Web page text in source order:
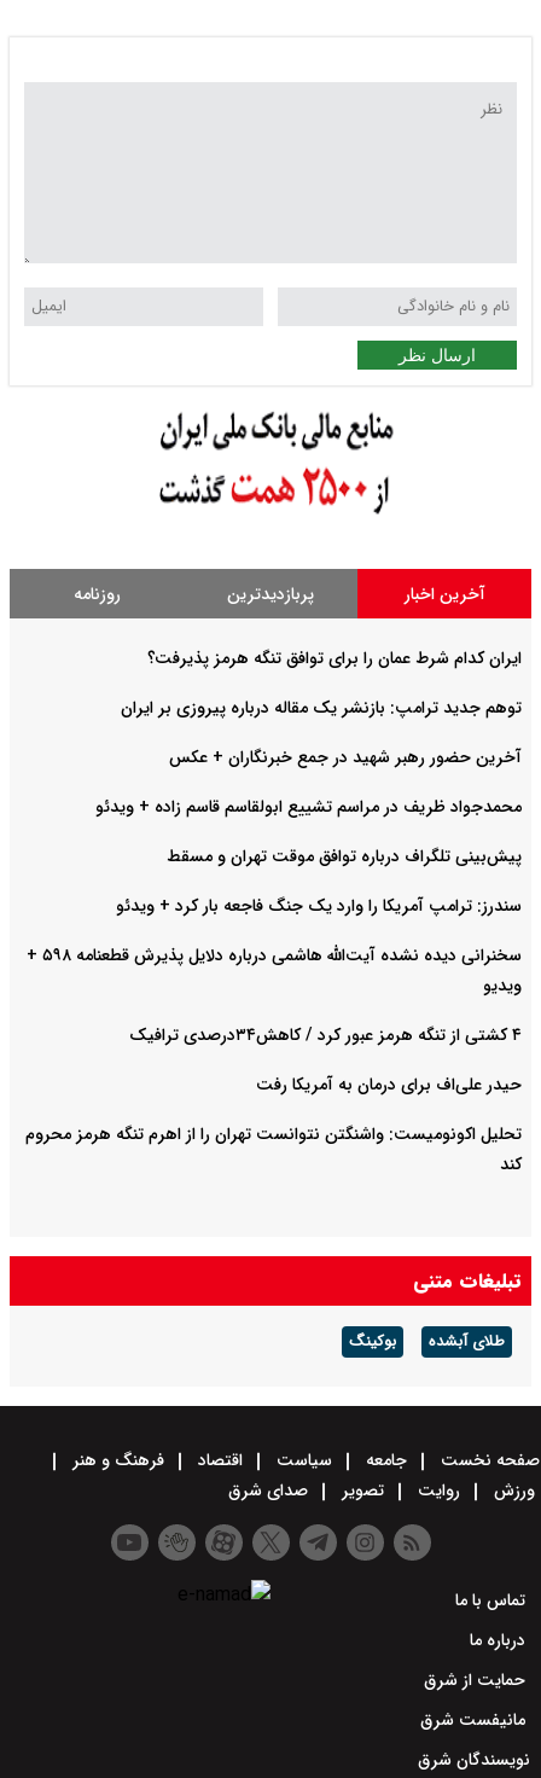
ارسال نظر
آخرین اخبار پربازدیدترین روزنامه
ایران کدام شرط عمان را برای توافق تنگه هرمز پذیرفت؟
توهم جدید ترامپ: بازنشر یک مقاله درباره پیروزی بر ایران
آخرین حضور رهبر شهید در جمع خبرنگاران + عکس
محمدجواد ظریف در مراسم تشییع ابولقاسم قاسم زاده + ویدئو
پیش‌بینی تلگراف درباره توافق موقت تهران و مسقط
سندرز: ترامپ آمریکا را وارد یک جنگ فاجعه بار کرد + ویدئو
سخنرانی دیده نشده آیت‌الله هاشمی درباره دلایل پذیرش قطعنامه ۵۹۸ +
ویدیو
۴ کشتی از تنگه هرمز عبور کرد / کاهش۳۴درصدی ترافیک
حیدر علی‌اف برای درمان به آمریکا رفت
تحلیل اکونومیست: واشنگتن نتوانست تهران را از اهرم تنگه هرمز محروم
کند
تبلیغات متنی
طلای آبشده بوکینگ
صفحه نخست جامعه سیاست اقتصاد
فرهنگ و هنر
ورزش
روایت تصویر صدای شرق
تماس با ما
درباره ما
حمایت از شرق
مانیفست شرق
نویسندگان شرق